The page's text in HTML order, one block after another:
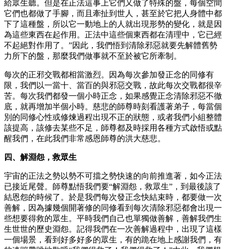
給眾生聽。但是在正法這事上它們又做了特殊的盤，每個空間
它們也都做了手腳，而且牽扯到世人，甚至於它把人身體中都
下了這種盤，所以它一動地上的人就出現形勢的變化，就是因
為這些東西在起作用。正法中這些個東西都在清理中，它已經
不起絕對作用了。”因此，我們悟到清除邪惡就要先解體舊勢
力所下的盤，那麼我們做事就不至於被它所牽制。
每次的正邪交戰都相當激烈。因為每次參加發正念的同修有
限，我們以一當十、當百的與邪惡交戰，故此每次交戰都很辛
苦。每次我們都發一個小時正念，如果感覺正念清除邪惡不徹
底，就再增加半個小時。慈悲的師尊時刻看護著弟子，每當個
別的同修心性或修煉過程出現不正的狀態，或者我們小組整體
該提高，該修去某些不足，師尊都及時採用各種方式啟悟或點
醒我們，在此我們非常感恩師尊的洪大慈悲。
四、解淵怨，救眾生
宇宙的正法之勢以勢不可擋之勢快速的向前推進著，如今正法
已接近尾聲。師尊點悟我們要“解淵怨，救眾生”，到最後該了
結恩怨的時候了。於是我們每次發正念快結束時，都要做一次
善解，因為據幾個開著修的同修看到每次清除邪惡都會出現一
些想要得救的眾生。平時我們自己也單獨做善解，善解我們生
生世世的歷史淵怨。記得我們在一次善解過程中，出現了這樣
一個場景，看到好多好多的眾生，有的跪在地上感謝我們，有